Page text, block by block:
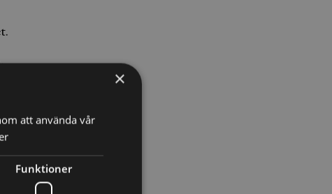
×
att använda vår
Funktioner